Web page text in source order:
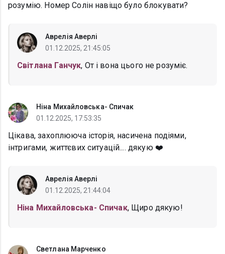
розумію. Номер Солін навіщо було блокувати?
Аврелія Аверлі
01.12.2025, 21:45:05
Світлана Ганчук, От і вона цього не розуміє.
Ніна Михайловська- Спичак
01.12.2025, 17:53:35
Цікава, захоплююча історія, насичена подіями,
інтригами, життєвих ситуацій.... дякую ❤️
Аврелія Аверлі
01.12.2025, 21:44:04
Ніна Михайловська- Спичак, Щиро дякую!
Светлана Марченко